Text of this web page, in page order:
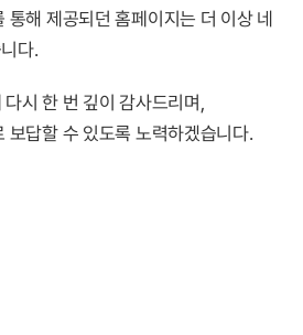
통해 제공되던 홈페이지는 더 이상 네
다.
시 한 번 깊이 감사드리며,
보답할 수 있도록 노력하겠습니다.